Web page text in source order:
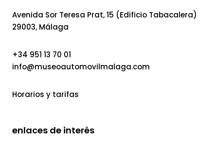
Avenida Sor Teresa Prat, 15 (Edificio Tabacalera)
29003, Málaga
+34 951 13 70 01
info@museoautomovilmalaga.com
Horarios y tarifas
enlaces de interés